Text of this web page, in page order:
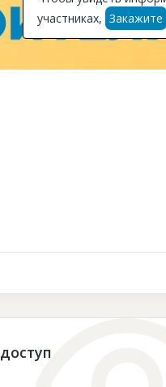
Подписка на Базу
участниках, Закажите